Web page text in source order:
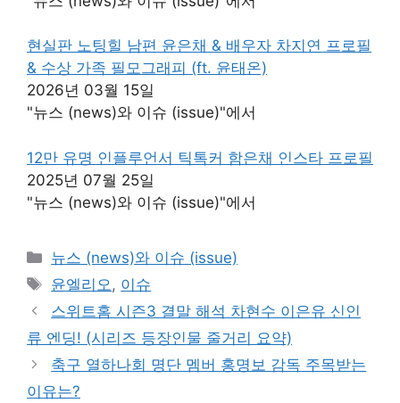
현실판 노팅힐 남편 윤은채 & 배우자 차지연 프로필
& 수상 가족 필모그래피 (ft. 윤태온)
2026년 03월 15일
"뉴스 (news)와 이슈 (issue)"에서
12만 유명 인플루언서 틱톡커 함은채 인스타 프로필
2025년 07월 25일
"뉴스 (news)와 이슈 (issue)"에서
카
테
리
뉴스 (news)와 이슈 (issue)
태
그
윤엘리오 , 이슈
스위트홈 시즌3 결말 해석 차현수 이은유 신인
류 엔딩! (시리즈 등장인물 줄거리 요약)
축구 열하나회 명단 멤버 홍명보 감독 주목받는
이유는?